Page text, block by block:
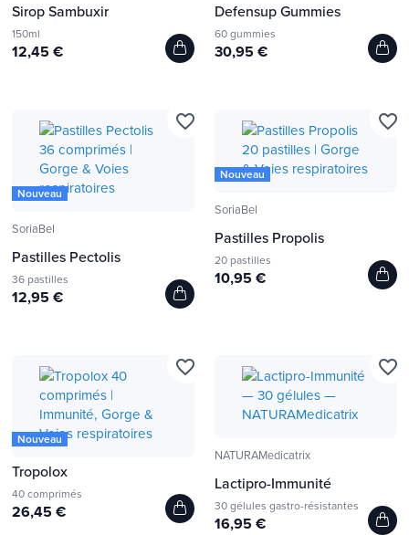
Sirop Sambuxir
150ml
12,45 €
Defensup Gummies
60 gummies
30,95 €
Nouveau
SoriaBel
Pastilles Pectolis
36 pastilles
12,95 €
favorite_border
Nouveau
SoriaBel
Pastilles Propolis
20 pastilles
10,95 €
favorite_border
Nouveau
Tropolox
40 comprimés
26,45 €
favorite_border
NATURAMedicatrix
Lactipro-Immunité
30 gélules gastro-résistantes
16,95 €
favorite_border